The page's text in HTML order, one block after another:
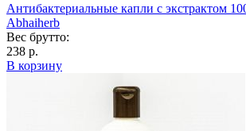
Антибактериальные капли с экстрактом
Abhaiherb
Вес брутто:
238 р.
В корзину